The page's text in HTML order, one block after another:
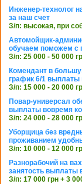
Инженер-технолог
за наш счет
З/п: высокая, при
Автомойщик-
обучаем поможем с
З/п: 25 000 - 50 000
Комендант в
график 6/1 выплаты
З/п: 15 000 - 20 000
Повар-универсал
выплаты вовремя
З/п: 24 000 - 28 000
Уборщица без
проживанием
З/п: 10 000 - 12 000
Разнорабочий на
занятость выплаты
З/п: 17 000 грн + 3